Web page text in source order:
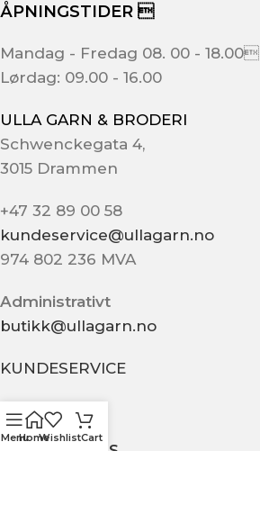
ÅPNINGSTIDER 
Mandag - Fredag 08. 00 - 18.00
Lørdag: 09.00 - 16.00
ULLA GARN & BRODERI
Schwenckegata 4,
3015 Drammen
+47 32 89 00 58
kundeservice@ullagarn.no
974 802 236 MVA
Administrativt
butikk@ullagarn.no
KUNDESERVICE
OM OSS
KONTAKT OSS
MenuHomeWishlistCart